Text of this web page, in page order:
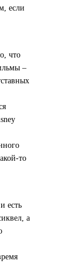
если
что
–
то
есть
а